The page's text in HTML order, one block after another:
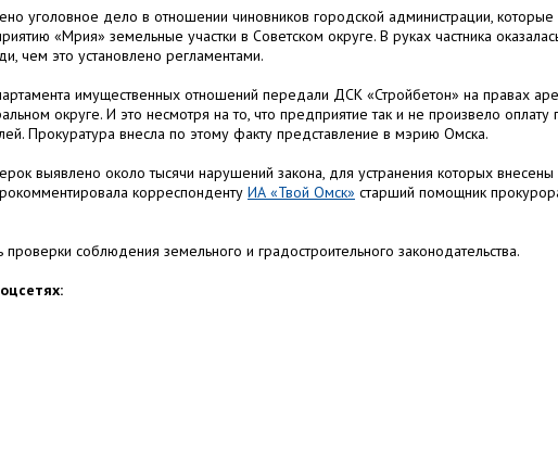
уголовное дело в отношении чиновников городской администрации, которые
«Мрия» земельные участки в Советском округе. В руках частника
чем это установлено регламентами.
имущественных отношений передали ДСК «Стройбетон» на правах
округе. И это несмотря на то, что предприятие так и не произвело оплату
Прокуратура внесла по этому факту представление в мэрию Омска.
выявлено около тысячи нарушений закона, для устранения которых внесены
корреспонденту ИА «Твой Омск» старший помощник
соблюдения земельного и градостроительного законодательства.